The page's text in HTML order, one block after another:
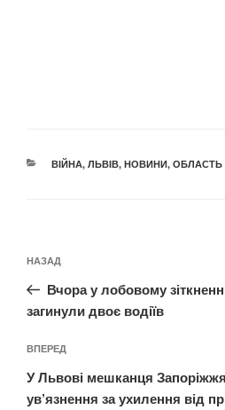
КАТЕГОРІЇ
ВІЙНА, ЛЬВІВ, НОВИНИ, ОБЛАСТЬ
записів
Попередній
запис:
НАЗАД
Вчора у лобовому
загинули двоє водіїв
Наступний
запис
ВПЕРЕД
У Львові мешканця
ув’язнення за ухилення від